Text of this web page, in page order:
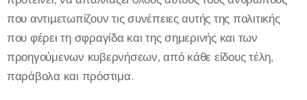
που αντιμετωπίζουν τις συνέπειες αυτής της πολιτικής
που φέρει τη σφραγίδα και της σημερινής και των
προηγούμενων κυβερνήσεων, από κάθε είδους τέλη,
παράβολα και πρόστιμα.